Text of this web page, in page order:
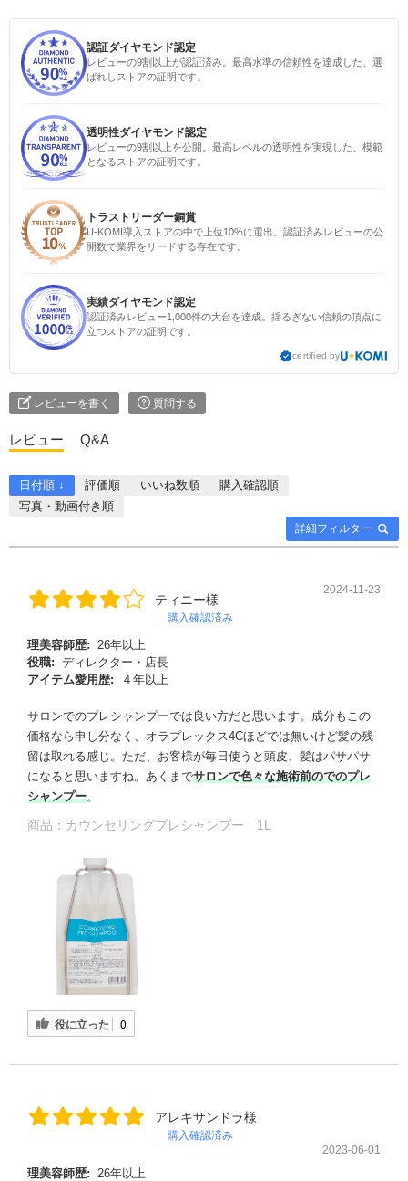
認証ダイヤモンド認定
レビューの9割以上が認証済み。最高水準の信頼性を達成した、選
ばれしストアの証明です。
透明性ダイヤモンド認定
レビューの9割以上を公開。最高レベルの透明性を実現した、模範
となるストアの証明です。
トラストリーダー銅賞
U-KOMI導入ストアの中で上位10%に選出。認証済みレビューの公
開数で業界をリードする存在です。
実績ダイヤモンド認定
認証済みレビュー1,000件の大台を達成。揺るぎない信頼の頂点に
立つストアの証明です。
certified by
レビューを書く 質問する
レビュー Q&A
詳細フィルター
日付順 ↓ 評価順 いいね数順
購入確認順
写真・動画付き順
ティニー様
購入確認済み
2024-11-23
理美容師歴: 26年以上
役職: ディレクター・店長
アイテム愛用歴:
４年以上
サロンでのプレシャンプーでは良い方だと思います。成分もこの
価格なら申し分なく、オラプレックス4Cほどでは無いけど髪の残
留は取れる感じ。ただ、お客様が毎日使うと頭皮、髪はパサパサ
になると思いますね。あくまでサロンで色々な施術前のでのプレ
シャンプー。
商品： カウンセリングプレシャンプー 1L
役に立った 0
アレキサンドラ様
購入確認済み
2023-06-01
理美容師歴:
26年以上